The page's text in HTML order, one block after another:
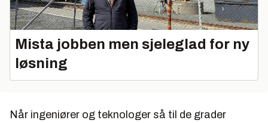
Mista jobben men sjeleglad for ny
løsning
Når ingeniører og teknologer så til de grader